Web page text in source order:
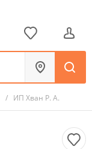
/ ИП Хван Р. А.